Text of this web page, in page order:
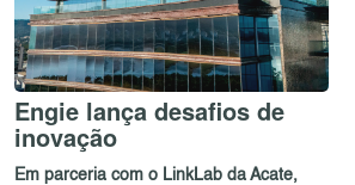
Engie lança desafios de
inovação
Em parceria com o LinkLab da Acate,